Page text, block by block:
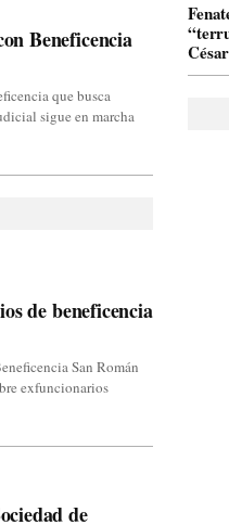
Beneficencia
que busca
sigue en marcha
de beneficencia
San Román
exfuncionarios
de